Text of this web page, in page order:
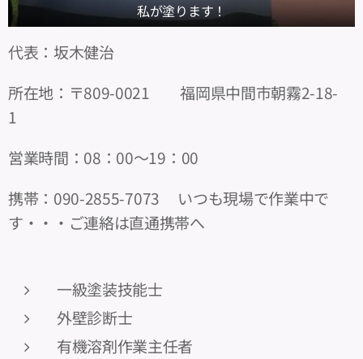
私が塗ります！
代表：坂木健治
所在地：〒809-0021 福岡県中間市朝霧2-18-
1
営業時間：08：00～19：00
携帯：090-2855-7073 いつも現場で作業中で
す・・・ご連絡は直通携帯へ
一級塗装技能士
外壁診断士
有機溶剤作業主任者